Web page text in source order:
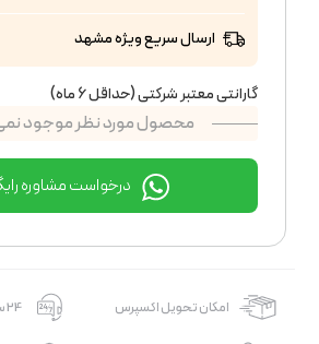
ارسال سریع ویژه مشهد
گارانتی معتبر شرکتی (حداقل 6 ماه)
محصول مورد نظر موجود
درخواست مشاوره
امکان تحویل اکسپرس 24 ساعته 7 روز هفته